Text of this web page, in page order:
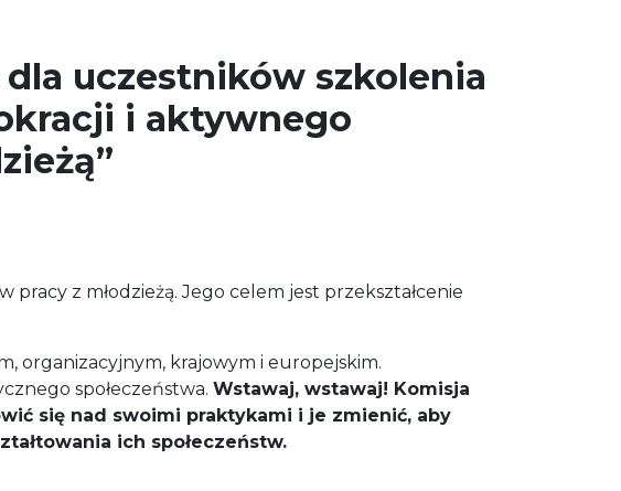
dla uczestników szkolenia
i aktywnego
z młodzieżą. Jego celem jest przekształcenie
organizacyjnym, krajowym i europejskim.
społeczeństwa. Wstawaj, wstawaj! Komisja
się nad swoimi praktykami i je zmienić, aby
ich społeczeństw.